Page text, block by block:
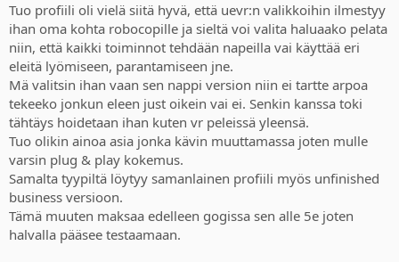
Tuo profiili oli vielä siitä hyvä, että uevr:n valikkoihin ilmestyy
ihan oma kohta robocopille ja sieltä voi valita haluaako pelata
niin, että kaikki toiminnot tehdään napeilla vai käyttää eri
eleitä lyömiseen, parantamiseen jne.
Mä valitsin ihan vaan sen nappi version niin ei tartte arpoa
tekeeko jonkun eleen just oikein vai ei. Senkin kanssa toki
tähtäys hoidetaan ihan kuten vr peleissä yleensä.
Tuo olikin ainoa asia jonka kävin muuttamassa joten mulle
varsin plug & play kokemus.
Samalta tyypiltä löytyy samanlainen profiili myös unfinished
business versioon.
Tämä muuten maksaa edelleen gogissa sen alle 5e joten
halvalla pääsee testaamaan.